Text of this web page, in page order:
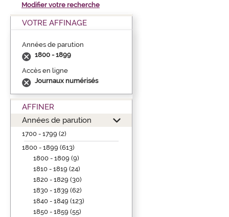
Modifier votre recherche
VOTRE AFFINAGE
Années de parution
1800 - 1899
Accès en ligne
Journaux numérisés
AFFINER
Années de parution
1700 - 1799 (2)
1800 - 1899 (613)
1800 - 1809 (9)
1810 - 1819 (24)
1820 - 1829 (30)
1830 - 1839 (62)
1840 - 1849 (123)
1850 - 1859 (55)